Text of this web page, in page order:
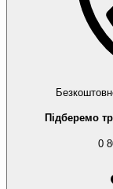
Підберемо
0